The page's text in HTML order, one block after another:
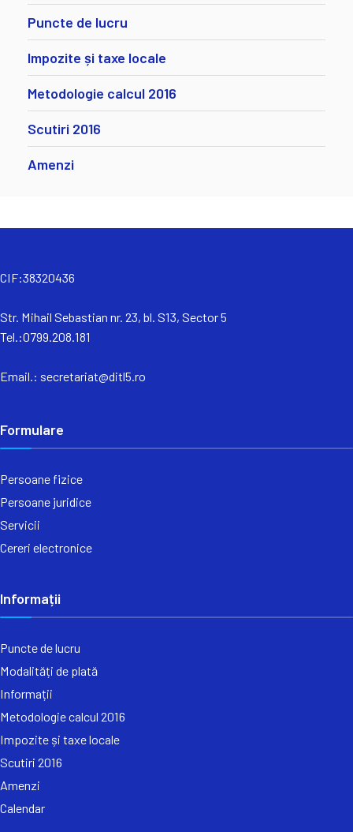
Puncte de lucru
Impozite și taxe locale
Metodologie calcul 2016
Scutiri 2016
Amenzi
CIF:38320436
Str. Mihail Sebastian nr. 23, bl. S13, Sector 5
Tel.:0799.208.181
Email.: secretariat@ditl5.ro
Formulare
Persoane fizice
Persoane juridice
Servicii
Cereri electronice
Informații
Puncte de lucru
Modalități de plată
Informații
Metodologie calcul 2016
Impozite și taxe locale
Scutiri 2016
Amenzi
Calendar